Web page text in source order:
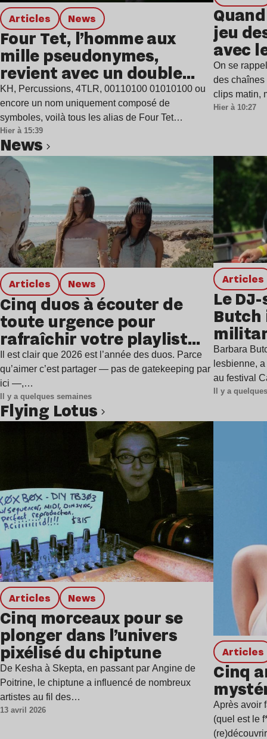
Articles news
Four Tet, l’homme aux
mille pseudonymes,
revient avec un double
single
KH, Percussions, 4TLR, 00110100 01010100 ou
encore un nom uniquement composé de
symboles, voilà tous les alias de Four Tet…
Hier à 15:39
jeu
avec
On se
des
clips matin,
Hier à 10:27
news
Articles news
Cinq duos à écouter de
toute urgence pour
rafraîchir votre playlist
estivale
Il est clair que 2026 est l’année des duos. Parce
qu’aimer c’est partager — pas de gatekeeping par
ici —,…
Il y a quelques semaines
Articles
Le
Butch
à
Barbara
lesbienne,
au festival
Il y a
Lire l’article
Flying Lotus
Articles news
Cinq morceaux pour se
plonger dans l’univers
pixélisé du chiptune
De Kesha à Skepta, en passant par Angine de
Poitrine, le chiptune a influencé de nombreux
artistes au fil des…
13 avril 2026
Articles
Cinq
Après avoir
(quel est le
Lire l’article